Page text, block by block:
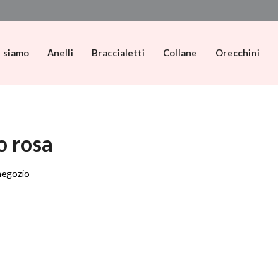
siamo Anelli Braccialetti Collane Orecchini
rosa